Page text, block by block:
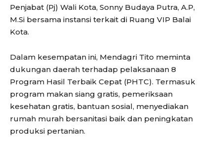
Penjabat (Pj) Wali Kota, Sonny Budaya Putra, A.P,
M.Si bersama instansi terkait di Ruang VIP Balai
Kota.
Dalam kesempatan ini, Mendagri Tito meminta
dukungan daerah terhadap pelaksanaan 8
Program Hasil Terbaik Cepat (PHTC). Termasuk
program makan siang gratis, pemeriksaan
kesehatan gratis, bantuan sosial, menyediakan
rumah murah bersanitasi baik dan peningkatan
produksi pertanian.